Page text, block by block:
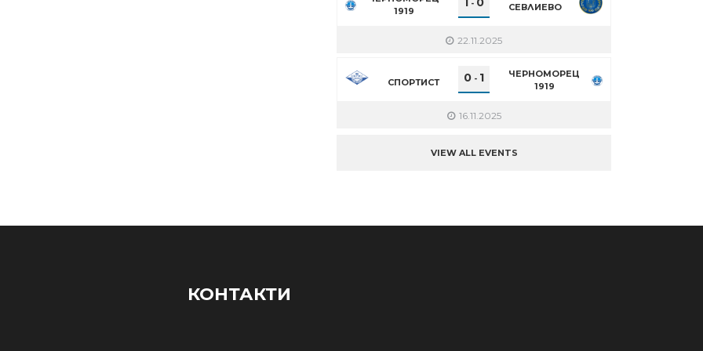
1919
- СЕВЛИЕВО
22.11.2025
СПОРТИСТ 0 - 1
ЧЕРНОМОРЕЦ
1919
16.11.2025
VIEW ALL EVENTS
КОНТАКТИ